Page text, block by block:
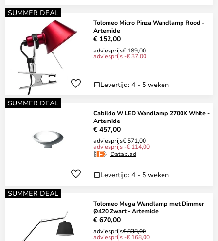
SUMMER DEAL
Tolomeo Micro Pinza Wandlamp Rood -
Artemide
€ 152,00
adviesprijs€ 189,00
adviesprijs -€ 37,00
Levertijd: 4 - 5 weken
SUMMER DEAL
Cabildo W LED Wandlamp 2700K White -
Artemide
€ 457,00
adviesprijs€ 571,00
adviesprijs -€ 114,00
Datablad
Levertijd: 4 - 5 weken
SUMMER DEAL
Tolomeo Mega Wandlamp met Dimmer
Ø420 Zwart - Artemide
€ 670,00
adviesprijs€ 838,00
adviesprijs -€ 168,00